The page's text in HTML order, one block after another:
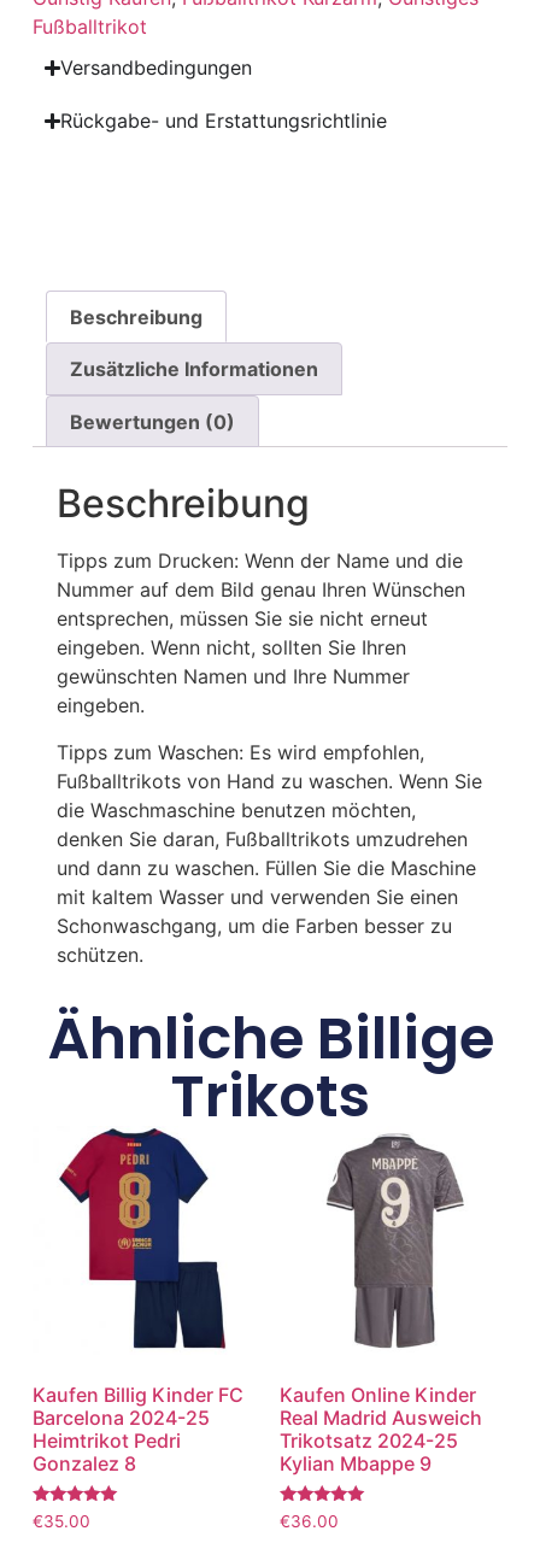
Fußballtrikot
Versandbedingungen
Rückgabe- und Erstattungsrichtlinie
Beschreibung
Zusätzliche Informationen
Bewertungen (0)
Beschreibung
Tipps zum Drucken: Wenn der Name und die
Nummer auf dem Bild genau Ihren Wünschen
entsprechen, müssen Sie sie nicht erneut
eingeben. Wenn nicht, sollten Sie Ihren
gewünschten Namen und Ihre Nummer
eingeben.
Tipps zum Waschen: Es wird empfohlen,
Fußballtrikots von Hand zu waschen. Wenn Sie
die Waschmaschine benutzen möchten,
denken Sie daran, Fußballtrikots umzudrehen
und dann zu waschen. Füllen Sie die Maschine
mit kaltem Wasser und verwenden Sie einen
Schonwaschgang, um die Farben besser zu
schützen.
Ähnliche Billige
Trikots
Kaufen Billig Kinder FC
Barcelona 2024-25
Heimtrikot Pedri
Gonzalez 8
Bewertet
mit
€35.00
Kaufen Online Kinder
Real Madrid Ausweich
Trikotsatz 2024-25
Kylian Mbappe 9
Bewertet
mit
€36.00